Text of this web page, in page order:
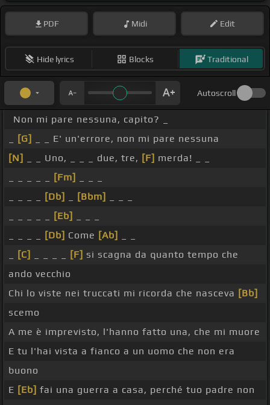
PDF Midi Edit
Hide lyrics Blocks Traditional
Autoscroll
Non mi pare nessuna, capito? _
[G]
_ _ E' un'errore, non mi pare nessuna
[N]
_ _ Uno, _ _ _ due, tre, [F] merda! _ _
[Fm]
[Db] [Bbm]
[Eb]
[Db] Come [Ab]
[C] [F] si scagna da quanto tempo che
ando vecchio
Chi lo viste nei truccati mi ricorda che nasceva [Bb]
scemo
A me è imprevisto, l'hanno fatto una, che mi muore
E tu l'hai vista a fianco a un uomo che non era
buono
E [Eb] fai una guerra a casa, perché tuo padre non